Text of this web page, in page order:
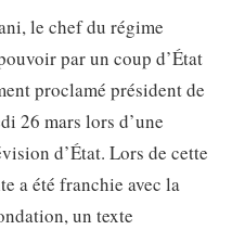
le chef du régime
par un coup d’État
proclamé président de
26 mars lors d’une
d’État. Lors de cette
a été franchie avec la
un texte